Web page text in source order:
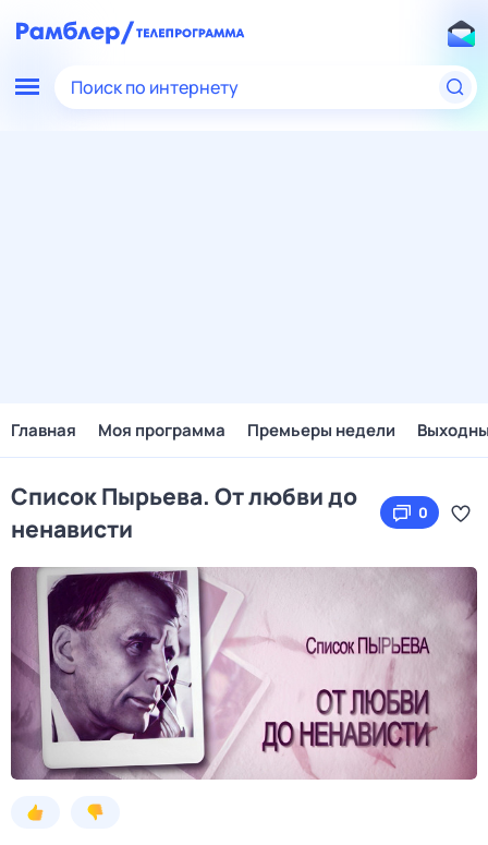
Поиск по интернету
Главная Моя программа Премьеры недели
Список Пырьева. От любви до
ненависти
0